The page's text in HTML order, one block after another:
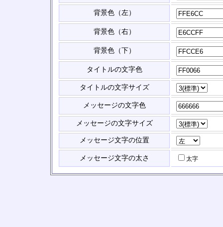
背景色（左）
背景色（右）
背景色（下）
タイトルの文字色
タイトルの文字サイズ
メッセージの文字色
メッセージの文字サイズ
メッセージ文字の位置
メッセージ文字の太さ 太字